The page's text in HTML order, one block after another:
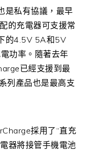
是私有協議，最早
的充電器可支援常
的4.5V 5A和5V
功率。隨著去年
已經支援到最
列產品也是最高支
採用了“直充
器將接管手機電池